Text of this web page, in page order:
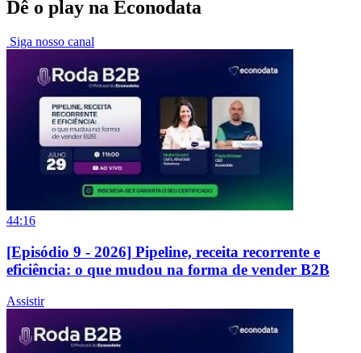
Dê o play na Econodata
Siga nosso canal
44:16
[Episódio 9 - 2026] Pipeline, receita recorrente e
eficiência: o que mudou na forma de vender B2B
Assistir